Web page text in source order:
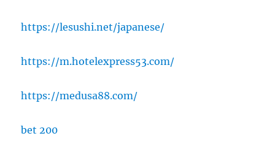
https://lesushi.net/japanese/
https://m.hotelexpress53.com/
https://medusa88.com/
bet 200